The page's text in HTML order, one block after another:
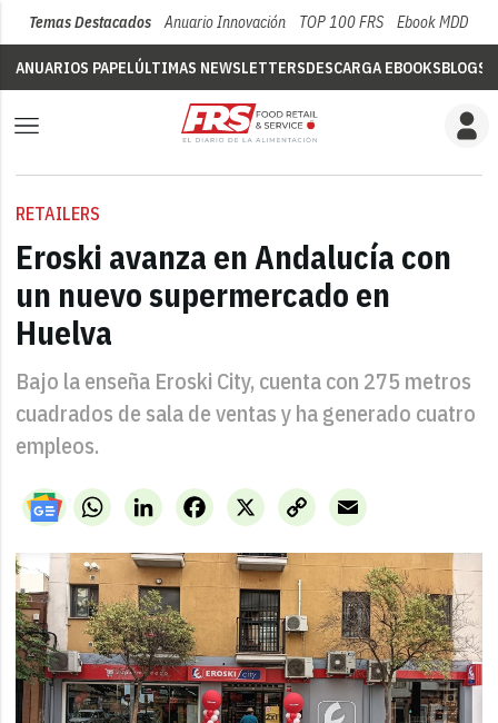
Temas Destacados Anuario Innovación TOP 100 FRS Ebook MDD
ANUARIOS PAPELÚLTIMAS NEWSLETTERSDESCARGA EBOOKSBLOGS
RETAILERS
Eroski avanza en Andalucía con
un nuevo supermercado en
Huelva
Bajo la enseña Eroski City, cuenta con 275 metros
cuadrados de sala de ventas y ha generado cuatro
empleos.
WhatsAppLinkedIn X
Facebook
Copy
Link
Email